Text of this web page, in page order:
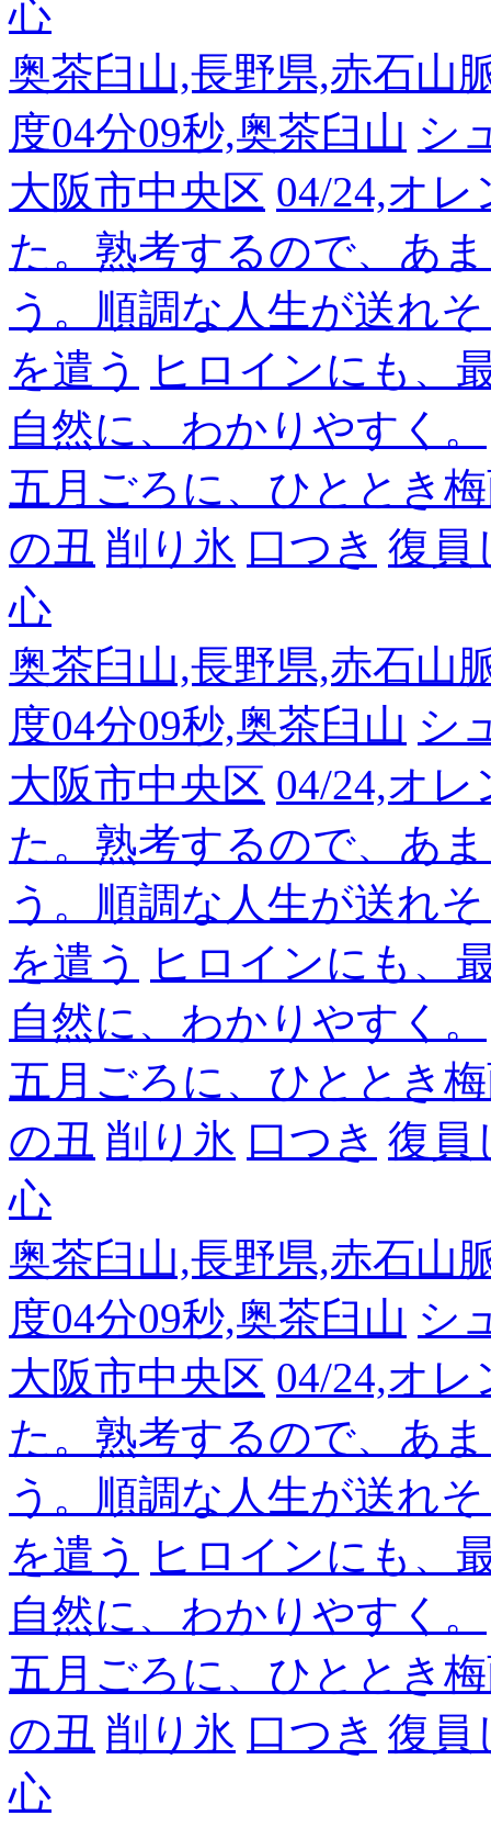
心
奥茶臼山,長野県,赤石山
度04分09秒,奥茶臼山 シ
大阪市中央区 04/24,オ
た。熟考するので、あ
う。順調な人生が送れ
を遣う
ヒロインにも、
自然に、わかりやすく。
五月ごろに、ひととき
の丑 削り氷 口つき 復員
心
奥茶臼山,長野県,赤石山
度04分09秒,奥茶臼山 シ
大阪市中央区 04/24,オ
た。熟考するので、あ
う。順調な人生が送れ
を遣う
ヒロインにも、
自然に、わかりやすく。
五月ごろに、ひととき
の丑 削り氷 口つき 復員
心
奥茶臼山,長野県,赤石山
度04分09秒,奥茶臼山 シ
大阪市中央区 04/24,オ
た。熟考するので、あ
う。順調な人生が送れ
を遣う
ヒロインにも、
自然に、わかりやすく。
五月ごろに、ひととき
の丑 削り氷 口つき 復員
心